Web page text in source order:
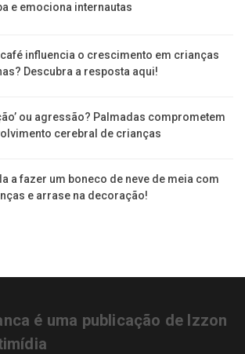
e emociona internautas
influencia o crescimento em crianças
Descubra a resposta aqui!
ou agressão? Palmadas comprometem
cerebral de crianças
a fazer um boneco de neve de meia com
e arrase na decoração!
é uma publicação de Izzon